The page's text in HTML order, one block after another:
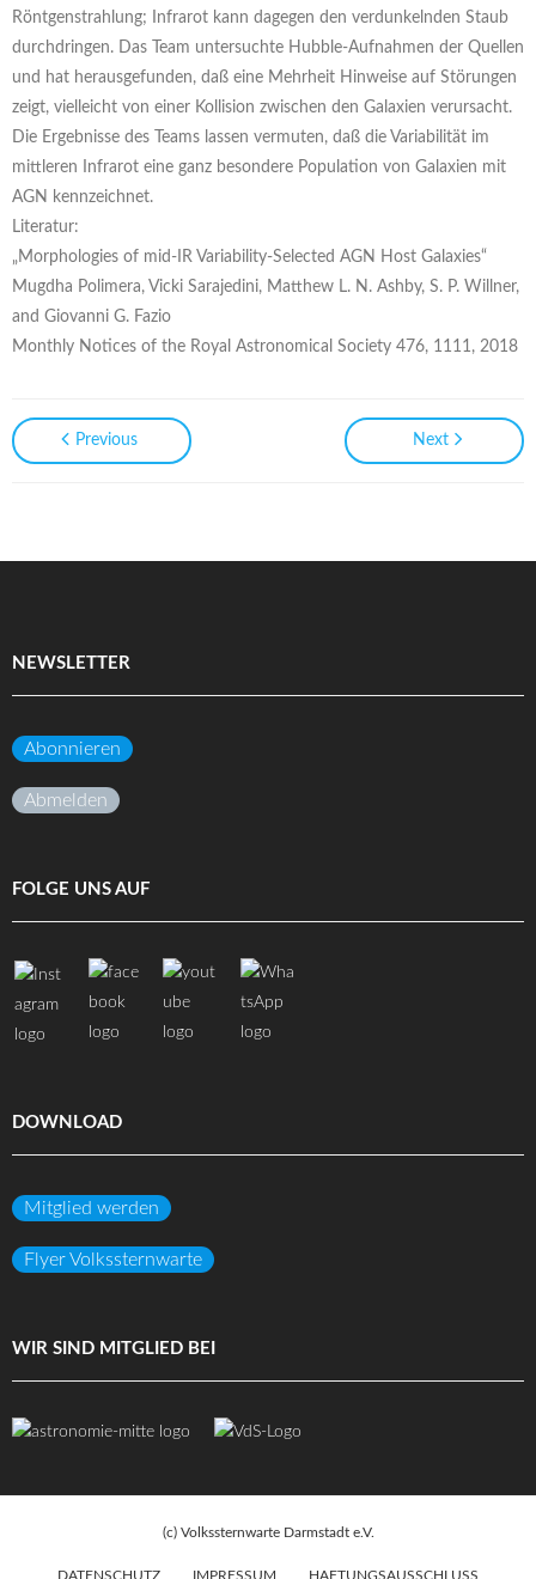
Röntgenstrahlung; Infrarot kann dagegen den verdunkelnden Staub
durchdringen. Das Team untersuchte Hubble-Aufnahmen der Quellen
und hat herausgefunden, daß eine Mehrheit Hinweise auf Störungen
zeigt, vielleicht von einer Kollision zwischen den Galaxien verursacht.
Die Ergebnisse des Teams lassen vermuten, daß die Variabilität im
mittleren Infrarot eine ganz besondere Population von Galaxien mit
AGN kennzeichnet.
Literatur:
„Morphologies of mid-IR Variability-Selected AGN Host Galaxies“
Mugdha Polimera, Vicki Sarajedini, Matthew L. N. Ashby, S. P. Willner,
and Giovanni G. Fazio
Monthly Notices of the Royal Astronomical Society 476, 1111, 2018
Previous Next
NEWSLETTER
Abonnieren
Abmelden
FOLGE UNS AUF
DOWNLOAD
Mitglied werden
Flyer Volkssternwarte
WIR SIND MITGLIED BEI
(c) Volkssternwarte Darmstadt e.V.
DATENSCHUTZ IMPRESSUM HAFTUNGSAUSSCHLUSS